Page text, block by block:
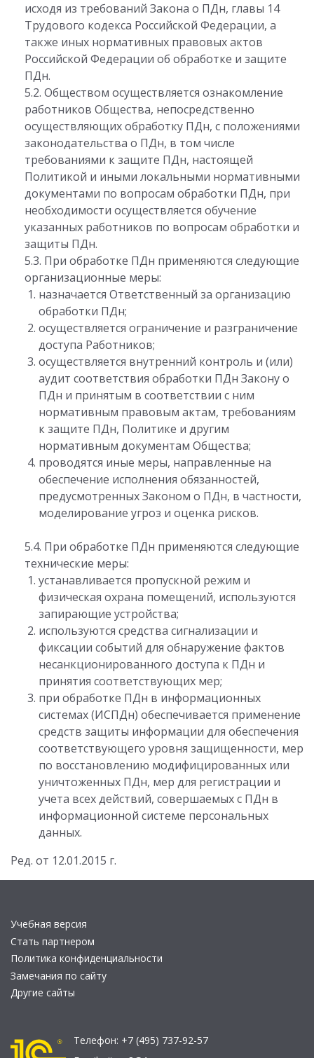
исходя из требований Закона о ПДн, главы 14
Трудового кодекса Российской Федерации, а
также иных нормативных правовых актов
Российской Федерации об обработке и защите
ПДн.
5.2. Обществом осуществляется ознакомление
работников Общества, непосредственно
осуществляющих обработку ПДн, с положениями
законодательства о ПДн, в том числе
требованиями к защите ПДн, настоящей
Политикой и иными локальными нормативными
документами по вопросам обработки ПДн, при
необходимости осуществляется обучение
указанных работников по вопросам обработки и
защиты ПДн.
5.3. При обработке ПДн применяются следующие
организационные меры:
назначается Ответственный за организацию
обработки ПДн;
осуществляется ограничение и разграничение
доступа Работников;
осуществляется внутренний контроль и (или)
аудит соответствия обработки ПДн Закону о
ПДн и принятым в соответствии с ним
нормативным правовым актам, требованиям
к защите ПДн, Политике и другим
нормативным документам Общества;
проводятся иные меры, направленные на
обеспечение исполнения обязанностей,
предусмотренных Законом о ПДн, в частности,
моделирование угроз и оценка рисков.
5.4. При обработке ПДн применяются следующие
технические меры:
устанавливается пропускной режим и
физическая охрана помещений, используются
запирающие устройства;
используются средства сигнализации и
фиксации событий для обнаружение фактов
несанкционированного доступа к ПДн и
принятия соответствующих мер;
при обработке ПДн в информационных
системах (ИСПДн) обеспечивается применение
средств защиты информации для обеспечения
соответствующего уровня защищенности, мер
по восстановлению модифицированных или
уничтоженных ПДн, мер для регистрации и
учета всех действий, совершаемых с ПДн в
информационной системе персональных
данных.
Ред. от 12.01.2015 г.
Учебная версия
Стать партнером
Политика конфиденциальности
Замечания по сайту
Другие сайты
Телефон: +7 (495) 737-92-57